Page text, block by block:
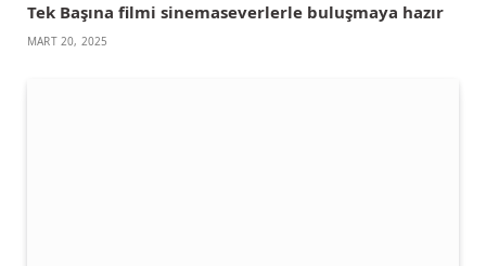
Tek Başına filmi sinemaseverlerle buluşmaya hazır
MART 20, 2025